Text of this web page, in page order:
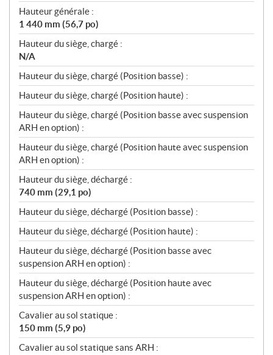
Hauteur générale :
1 440 mm (56,7 po)
Hauteur du siège, chargé :
N/A
Hauteur du siège, chargé (Position basse) :
Hauteur du siège, chargé (Position haute) :
Hauteur du siège, chargé (Position basse avec suspension
ARH en option) :
Hauteur du siège, chargé (Position haute avec suspension
ARH en option) :
Hauteur du siège, déchargé :
740 mm (29,1 po)
Hauteur du siège, déchargé (Position basse) :
Hauteur du siège, déchargé (Position haute) :
Hauteur du siège, déchargé (Position basse avec
suspension ARH en option) :
Hauteur du siège, déchargé (Position haute avec
suspension ARH en option) :
Cavalier au sol statique :
150 mm (5,9 po)
Cavalier au sol statique sans ARH :